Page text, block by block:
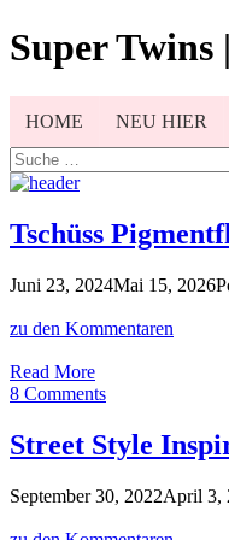
Skip
to
Super
HOME NEU HIER
Search
for:
Tschüss
Juni 23, 2024Mai 15, 2026
zu den Kommentaren
Read MoreTschüss
Pigmentflecken:
stylisch
boosten
unseren
8 Comments
Street Style
September 30, 2022April 3,